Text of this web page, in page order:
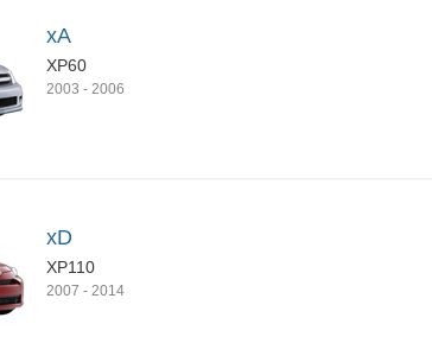
xA
XP60
2003 - 2006
xD
XP110
2007 - 2014